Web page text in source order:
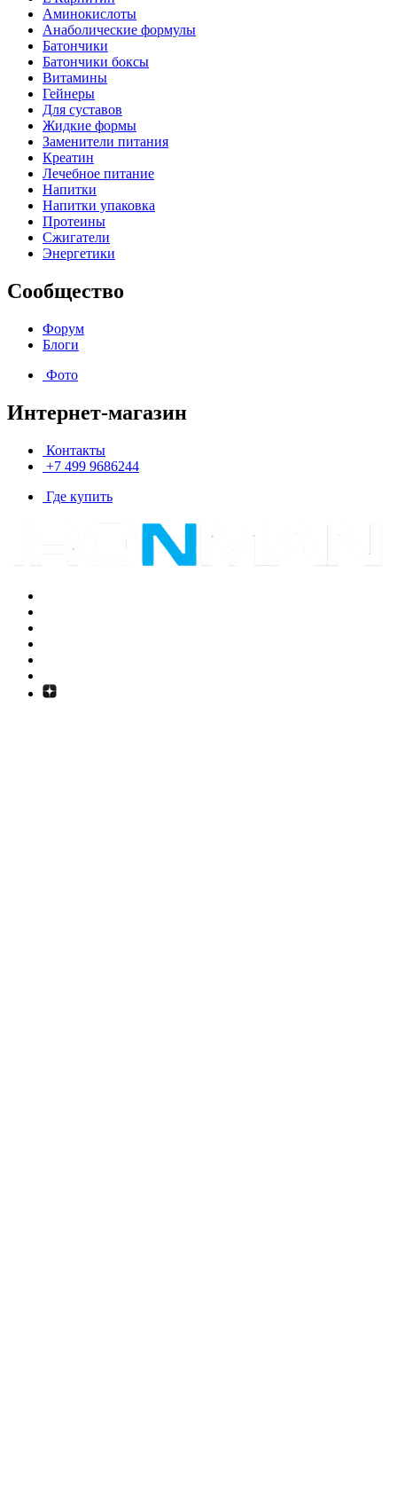
Аминокислоты
Анаболические формулы
Батончики
Батончики боксы
Витамины
Гейнеры
Для суставов
Жидкие формы
Заменители питания
Креатин
Лечебное питание
Напитки
Напитки упаковка
Протеины
Сжигатели
Энергетики
Сообщество
Форум
Блоги
Фото
Интернет-магазин
Контакты
+7 499 9686244
Где купить